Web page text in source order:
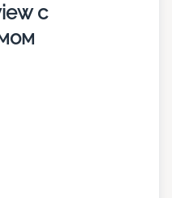
с
судно класса
в мире. На 18-
2 054 каюты разных
5 429
MSC Seaview: